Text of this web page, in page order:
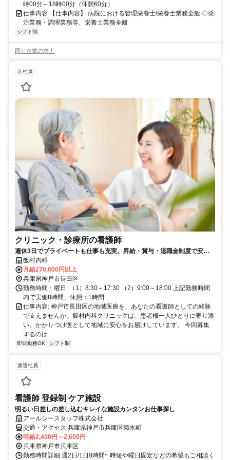
時00分～18時00分（休憩60分）
仕事内容 【仕事内容】 病院における管理栄養士/栄養士業務全般 ◇発
注業務・調理業務等、栄養士業務全般
シフト制
同じ企業の求人
正社員
クリニック・診療所の看護師
週休3日でプライベートも仕事も充実。昇給・賞与・退職金制度で安
心。ブランクある方も温かい職場で活躍できます。
飯村内科
月給270,000円以上
兵庫県神戸市長田区
勤務時間・曜日: （1）8:30～17:30 （2）9:00～18:00 上記勤務時間
内で実働8時間、休憩：1時間
仕事内容: 神戸市長田区の地域医療を、あなたの看護師としての経験
で支えませんか。飯村内科クリニックは、患者様一人ひとりに寄り添
い、かかりつけ医として地域に安心をお届けしています。 今回募集
するのは...
即日勤務OK シフト制
派遣社員
看護師 登録制 ケア施設
明るい日差しの差し込むキレイな施設カンタンお仕事探し
アールシースタッフ株式会社
交通・アクセス 兵庫県神戸市兵庫区菊水町
時給2,400円～2,600円
兵庫県神戸市兵庫区
勤務時間詳細 週2日/1日8時間~ 時短や曜日固定などの希望もご相談く